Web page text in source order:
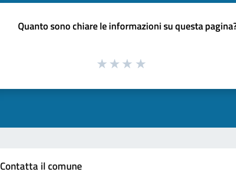
Quanto sono chiare le informazioni su questa
Contatta il comune